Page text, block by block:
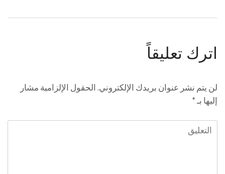
اترك تعليقاً
لن يتم نشر عنوان بريدك الإلكتروني. الحقول الإلزامية مشار
إليها بـ*
التعليق